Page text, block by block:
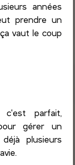
années
prendre un
vaut le coup
c'est parfait,
gérer un
plusieurs